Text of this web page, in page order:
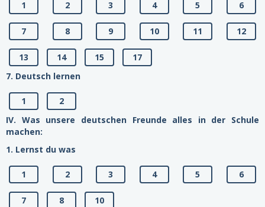
1 2 3 4 5 6
7 8 9 10 11 12
13 14 15
17
7. Deutsch lernen
1
2
IV. Was unsere deutschen Freunde alles in der Schule
machen:
1. Lernst du was
1 2 3 4 5 6
7 8 10